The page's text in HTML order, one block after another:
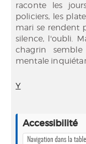
raconte les
policiers, les
mari se rendent
silence, l'oubli.
chagrin
mentale
Y
Accessibilité
Navigation dans la